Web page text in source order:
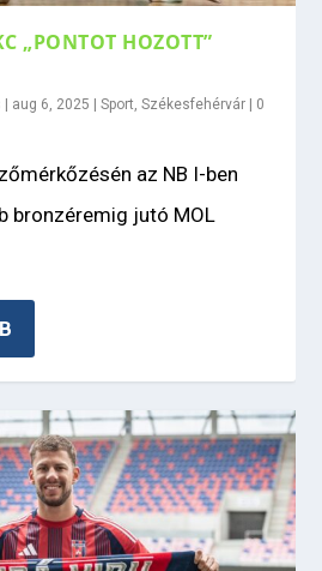
„PONTOT HOZOTT”
aug 6, 2025 |Sport,Székesfehérvár
0
az NB I-ben
bronzéremig jutó MOL